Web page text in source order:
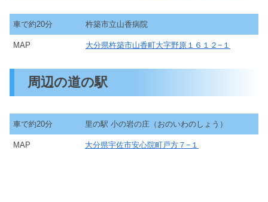
車で約20分 杵築市立山香病院
MAP 大分県杵築市山香町大字野原１６１２−１
周辺の道の駅
車で約20分 里の駅 小の岩の庄（おのいわのしょう）
MAP 大分県宇佐市安心院町戸方７−１